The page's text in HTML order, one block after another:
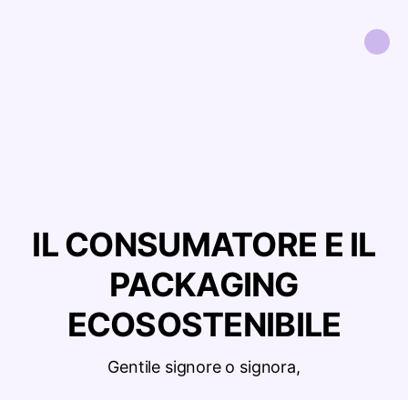
IL CONSUMATORE E IL
PACKAGING
ECOSOSTENIBILE
Gentile signore o signora,